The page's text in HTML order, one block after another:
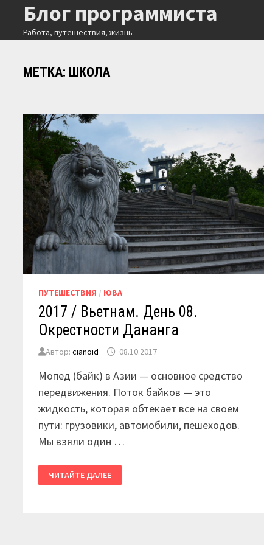
Перейти
содержимому
Блог программиста
Работа, путешествия, жизнь
МЕТКА: ШКОЛА
ПУТЕШЕСТВИЯ / ЮВА
2017 / Вьетнам. День 08.
Окрестности Дананга
Автор:cianoid 08.10.2017
Мопед (байк) в Азии — основное средство
передвижения. Поток байков — это
жидкость, которая обтекает все на своем
пути: грузовики, автомобили, пешеходов.
Мы взяли один …
/
ВЬЕТНАМ.
ЧИТАЙТЕ ДАЛЕЕ